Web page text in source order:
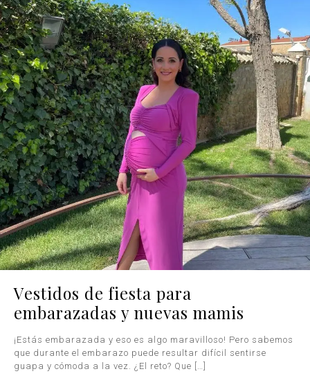
Vestidos de fiesta para
embarazadas y nuevas mamis
¡Estás embarazada y eso es algo maravilloso! Pero sabemos
que durante el embarazo puede resultar difícil sentirse
guapa y cómoda a la vez. ¿El reto? Que […]